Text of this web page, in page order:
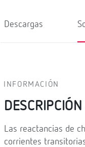
Descargas
INFORMACIÓN
DESCRIPCIÓN
Las reactancias de
corrientes